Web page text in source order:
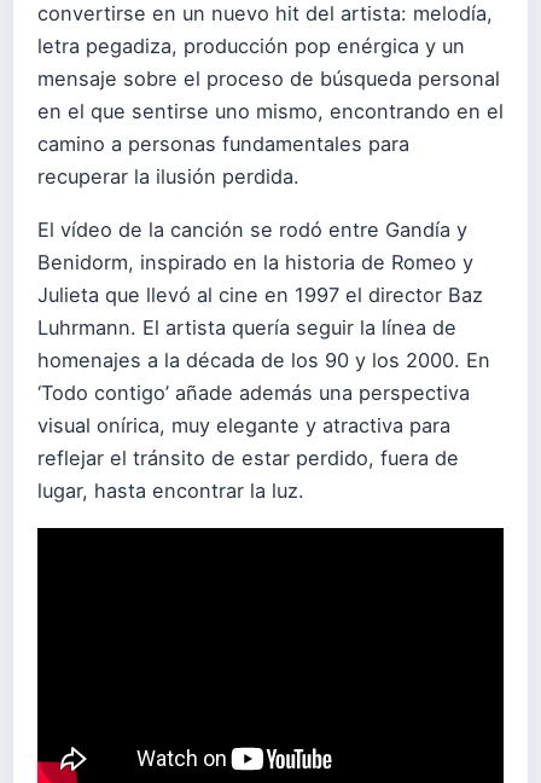
convertirse en un nuevo hit del artista: melodía,
letra pegadiza, producción pop enérgica y un
mensaje sobre el proceso de búsqueda personal
en el que sentirse uno mismo, encontrando en el
camino a personas fundamentales para
recuperar la ilusión perdida.
El vídeo de la canción se rodó entre Gandía y
Benidorm, inspirado en la historia de Romeo y
Julieta que llevó al cine en 1997 el director Baz
Luhrmann. El artista quería seguir la línea de
homenajes a la década de los 90 y los 2000. En
‘Todo contigo’ añade además una perspectiva
visual onírica, muy elegante y atractiva para
reflejar el tránsito de estar perdido, fuera de
lugar, hasta encontrar la luz.